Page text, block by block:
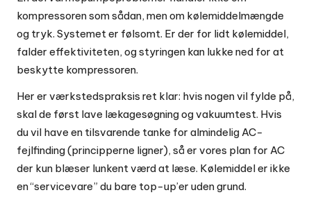
kompressoren som sådan, men om kølemiddelmængde
og tryk. Systemet er følsomt. Er der for lidt kølemiddel,
falder effektiviteten, og styringen kan lukke ned for at
beskytte kompressoren.
Her er værkstedspraksis ret klar: hvis nogen vil fylde på,
skal de først lave lækagesøgning og vakuumtest. Hvis
du vil have en tilsvarende tanke for almindelig AC-
fejlfinding (principperne ligner), så er vores plan for AC
der kun blæser lunkent værd at læse. Kølemiddel er ikke
en “servicevare” du bare top-up’er uden grund.